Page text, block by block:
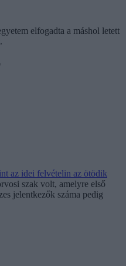
elfogadta a máshol letett
az idei felvételin az ötödik
szak volt, amelyre első
jelentkezők száma pedig